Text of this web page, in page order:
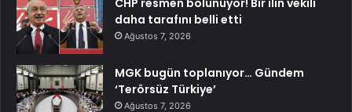
daha tarafını belli etti
Ağustos 7, 2026
MGK bugün toplanıyor… Gündem
‘Terörsüz Türkiye’
Ağustos 7, 2026